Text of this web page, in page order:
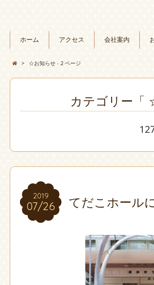
ホーム アクセス 会社案内
> ☆お知らせ - 2 ページ
カテゴリー「
2019
07/26
2019
07/26 てだこホール